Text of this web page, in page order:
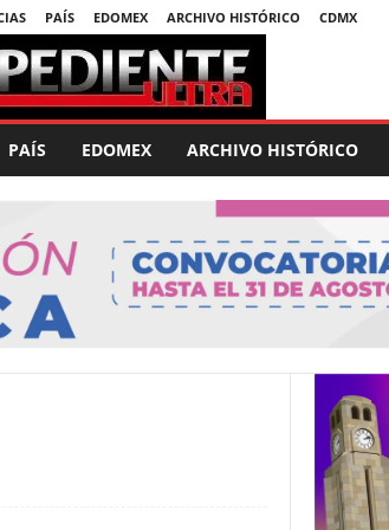
PAÍS EDOMEX ARCHIVO HISTÓRICO CDMX
PAÍS EDOMEX ARCHIVO HISTÓRICO